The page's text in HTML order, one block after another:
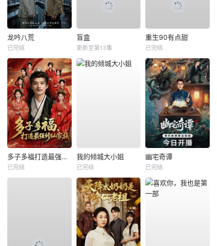
龙吟八荒
已完结
盲盒
更新至第13集
重生90有点甜
已完结
多子多福打造最强修仙家族
已完结
我的倾城大小姐
已完结
幽宅奇谭
已完结